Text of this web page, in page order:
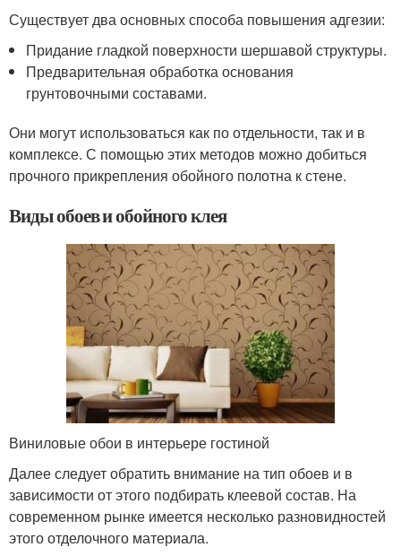
Существует два основных способа повышения адгезии:
Придание гладкой поверхности шершавой структуры.
Предварительная обработка основания
грунтовочными составами.
Они могут использоваться как по отдельности, так и в
комплексе. С помощью этих методов можно добиться
прочного прикрепления обойного полотна к стене.
Виды обоев и обойного клея
Виниловые обои в интерьере гостиной
Далее следует обратить внимание на тип обоев и в
зависимости от этого подбирать клеевой состав. На
современном рынке имеется несколько разновидностей
этого отделочного материала.